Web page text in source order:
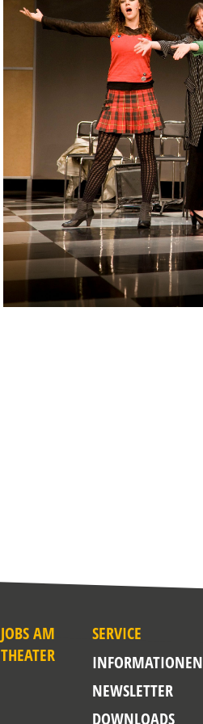
JOBS AM
THEATER
SERVICE
INFORMATIONEN
NEWSLETTER
DOWNLOADS